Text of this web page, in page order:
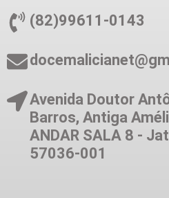
(82)99611-0143
Avenida Doutor
Barros, Antiga
ANDAR SALA 8 -
57036-001